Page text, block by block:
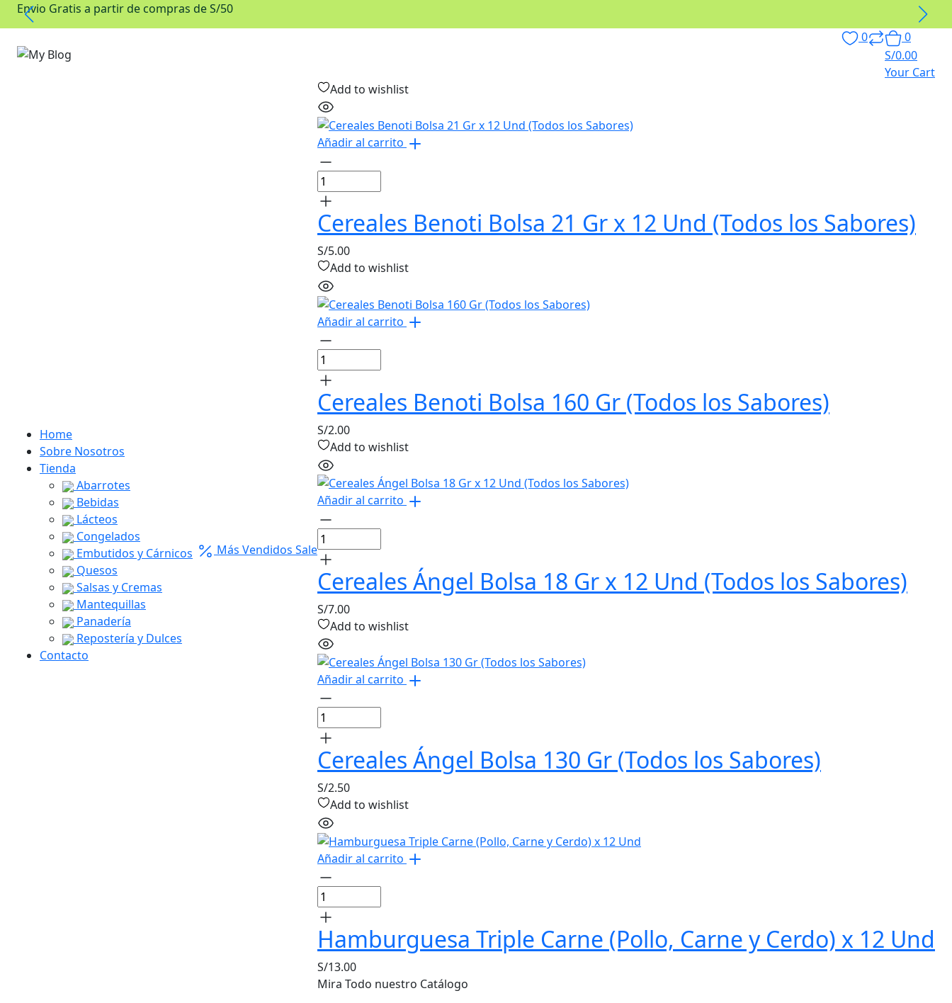
Envio Gratis a partir de compras de S/50
0
0
S/0.00
Your Cart
Home
Sobre Nosotros
Tienda
Abarrotes
Bebidas
Lácteos
Congelados
Embutidos y Cárnicos
Quesos
Salsas y Cremas
Mantequillas
Panadería
Repostería y Dulces
Contacto
Más Vendidos Sale
Add to wishlist
Añadir al carrito
Cereales Benoti Bolsa 21 Gr x 12 Und (Todos los Sabores)
S/5.00
Add to wishlist
Añadir al carrito
Cereales Benoti Bolsa 160 Gr (Todos los Sabores)
S/2.00
Add to wishlist
Añadir al carrito
Cereales Ángel Bolsa 18 Gr x 12 Und (Todos los Sabores)
S/7.00
Add to wishlist
Añadir al carrito
Cereales Ángel Bolsa 130 Gr (Todos los Sabores)
S/2.50
Add to wishlist
Añadir al carrito
Hamburguesa Triple Carne (Pollo, Carne y Cerdo) x 12 Und
S/13.00
Mira Todo nuestro Catálogo